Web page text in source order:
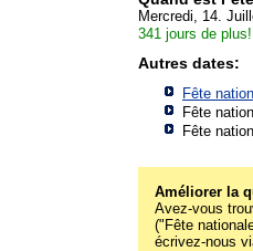
Mercredi, 14.
341 jours de plus!
Autres dates:
Fête
Fête
Fête
Améliorer la
Avez-vous
("Fête
écrivez-nous